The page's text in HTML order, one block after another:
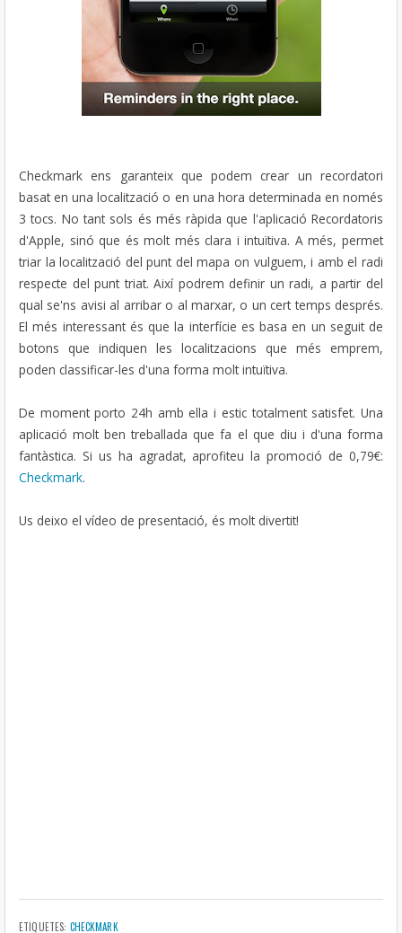
Checkmark ens garanteix que podem crear un recordatori
basat en una localització o en una hora determinada en només
3 tocs. No tant sols és més ràpida que l'aplicació Recordatoris
d'Apple, sinó que és molt més clara i intuïtiva. A més, permet
triar la localització del punt del mapa on vulguem, i amb el radi
respecte del punt triat. Així podrem definir un radi, a partir del
qual se'ns avisi al arribar o al marxar, o un cert temps després.
El més interessant és que la interfície es basa en un seguit de
botons que indiquen les localitzacions que més emprem,
poden classificar-les d'una forma molt intuïtiva.
De moment porto 24h amb ella i estic totalment satisfet. Una
aplicació molt ben treballada que fa el que diu i d'una forma
fantàstica. Si us ha agradat, aprofiteu la promoció de 0,79€:
Checkmark.
Us deixo el vídeo de presentació, és molt divertit!
ETIQUETES: CHECKMARK